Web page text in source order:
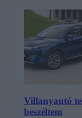
Villanyautó
beszéltem